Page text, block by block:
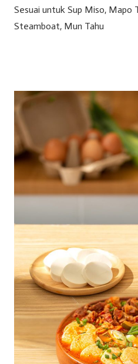
Sesuai untuk Sup Miso, Mapo
Steamboat, Mun Tahu